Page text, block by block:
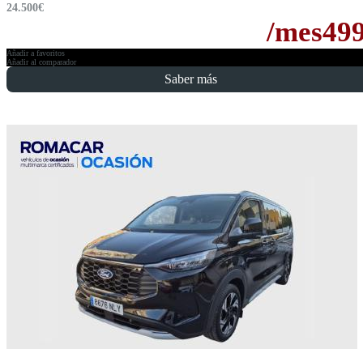
24.500€
/mes
Añadir a favoritos
Añadir al comparador
Saber más